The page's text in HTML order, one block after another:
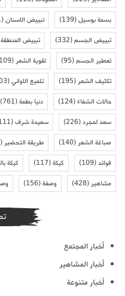
بسمة بوسيل(139) تبييض الاسنان(231)
تبييض الجسم(332) تبييض
تعطير الجسم(95) تقوية الشعر(109)
تكثيف الشعر(195) تلميع الاواني(103)
حالات الشفاء(124) دنيا بطمة(761)
سعد لمجرد(226) سعيدة شرف(111)
صباغة الشعر(140) طريقة التحضير(151)
فوائد(109) كيكة(117) كيكة
مشاهير(428) وصفة(156)
أخبار المجتمع
أخبار المشاهير
أخبار متنوعة